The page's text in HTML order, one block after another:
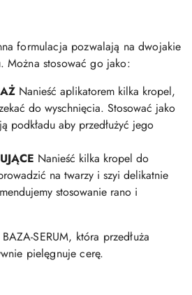
formulacja pozwalają na dwojakie
Można stosować go jako:
Nanieść aplikatorem kilka kropel,
do wyschnięcia. Stosować jako
podkładu aby przedłużyć jego
Nanieść kilka kropel do
na twarzy i szyi delikatnie
stosowanie rano i
SERUM, która przedłuża
pielęgnuje cerę.